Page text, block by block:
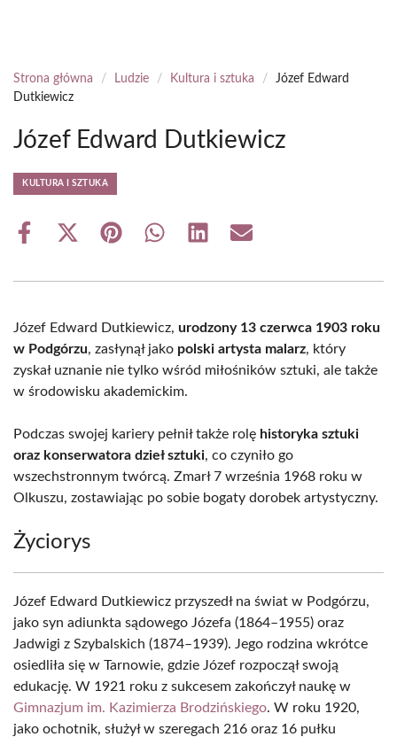
Strona główna / Ludzie / Kultura i sztuka /
Józef Edward
Dutkiewicz
Józef Edward Dutkiewicz
KULTURA I SZTUKA
Share
Share
(Twitter)
Share Share Share Share
Józef Edward Dutkiewicz, urodzony 13 czerwca 1903 roku
w Podgórzu, zasłynął jako polski artysta malarz, który
zyskał uznanie nie tylko wśród miłośników sztuki, ale także
w środowisku akademickim.
Podczas swojej kariery pełnił także rolę historyka sztuki
oraz konserwatora dzieł sztuki, co czyniło go
wszechstronnym twórcą. Zmarł 7 września 1968 roku w
Olkuszu, zostawiając po sobie bogaty dorobek artystyczny.
Życiorys
Józef Edward Dutkiewicz przyszedł na świat w Podgórzu,
jako syn adiunkta sądowego Józefa (1864–1955) oraz
Jadwigi z Szybalskich (1874–1939). Jego rodzina wkrótce
osiedliła się w Tarnowie, gdzie Józef rozpoczął swoją
edukację. W 1921 roku z sukcesem zakończył naukę w
Gimnazjum im. Kazimierza Brodzińskiego. W roku 1920,
jako ochotnik, służył w szeregach 216 oraz 16 pułku